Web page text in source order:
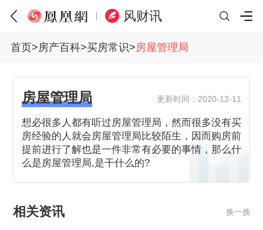
风财讯
首页>房产百科>买房常识>房屋管理局
房屋管理局 更新时间：2020-12-11
想必很多人都有听过房屋管理局，然而很多没有买
房经验的人就会房屋管理局比较陌生，因而购房前
提前进行了解也是一件非常有必要的事情，那么什
么是房屋管理局,是干什么的?
相关资讯 换一换